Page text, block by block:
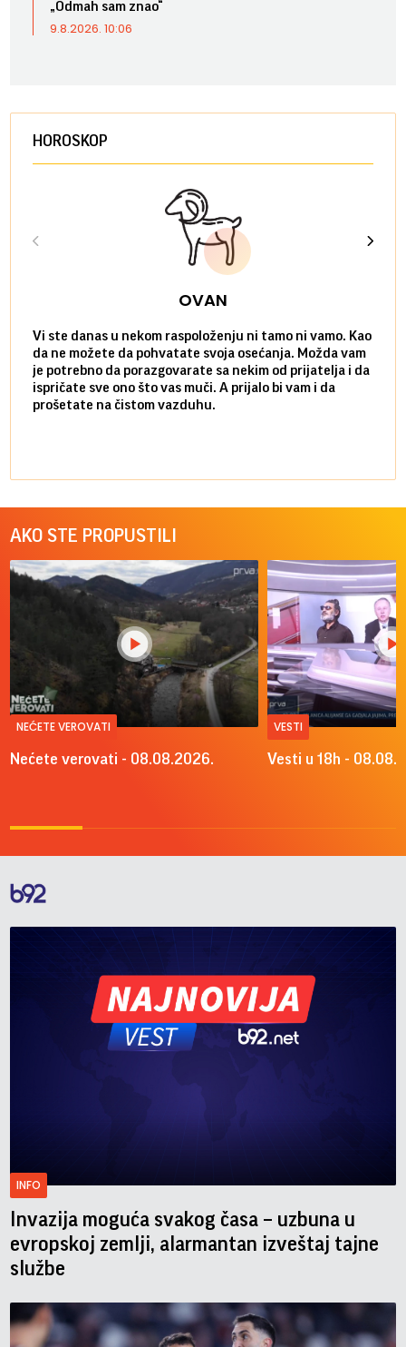
„Odmah sam znao“
9.8.2026. 10:06
HOROSKOP
OVAN
Vi ste danas u nekom raspoloženju ni tamo ni vamo. Kao
da ne možete da pohvatate svoja osećanja. Možda vam
je potrebno da porazgovarate sa nekim od prijatelja i da
ispričate sve ono što vas muči. A prijalo bi vam i da
prošetate na čistom vazduhu.
AKO STE PROPUSTILI
NEĆETE VEROVATI
Nećete verovati - 08.08.2026.
VESTI
Vesti u 18h -
INFO
Invazija moguća svakog časa – uzbuna u
evropskoj zemlji, alarmantan izveštaj tajne
službe